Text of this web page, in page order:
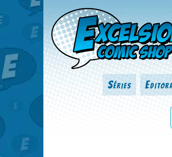
Séries